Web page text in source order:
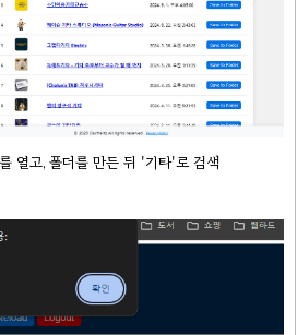
열고, 폴더를 만든 뒤 '기타'로 검색